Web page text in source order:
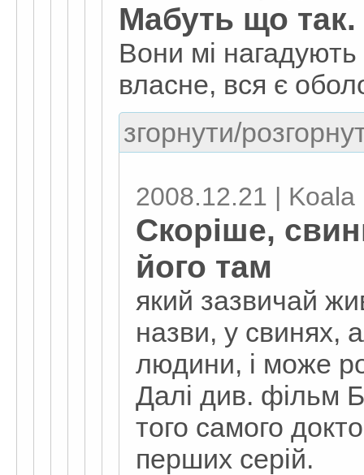
Мабуть що так.
Вони мі
власне, вся є
згорнути/
2008.12.21 | Koala
Скоріше,
його там
який зазвичай
назви, у свинях,
людини, і може
Далі див. фільм
того самого
перших серій.